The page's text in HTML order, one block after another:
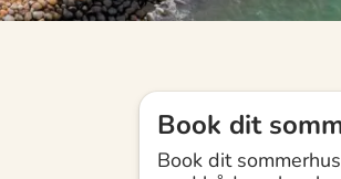
Book dit
Book dit